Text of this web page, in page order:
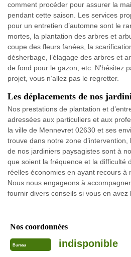
comment procéder pour assurer la
pendant cette saison. Les services
pour un entretien d’automne sont le
mortes, la plantation des arbres et
coupe des fleurs fanées, la
désherbage, l’élagage des arbres et
de fond pour le gazon, etc. N’hésitez
projet, vous n’allez pas le regretter.
Les déplacements de nos
Nos prestations de plantation et
adressées aux particuliers et aux
la ville de Mennevret 02630 et ses
trouve dans notre zone
de nos jardiniers paysagistes sont à
que soient la fréquence et la difficulté
réelles économies en ayant recours à
Nous nous engageons à
fournir divers conseils si vous en avez
Nos coordonnées
Bureau indisponible